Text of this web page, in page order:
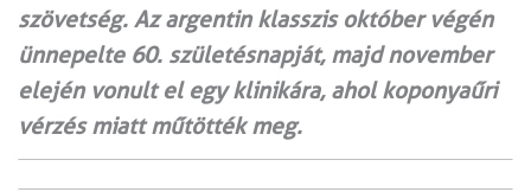
szövetség. Az argentin klasszis október végén
ünnepelte 60. születésnapját, majd november
elején vonult el egy klinikára, ahol koponyaűri
vérzés miatt műtötték meg.